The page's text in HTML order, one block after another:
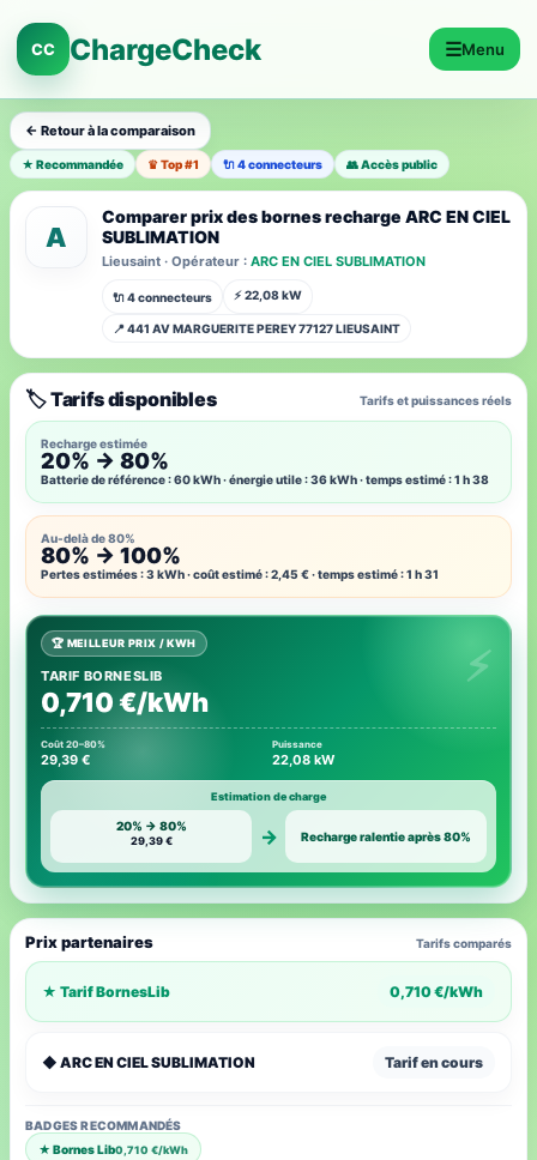
CC ChargeCheck ☰Menu
← Retour à la comparaison
★ Recommandée ♛ Top #1 🔌 4 connecteurs 👥 Accès public
A
Comparer prix des bornes recharge ARC EN CIEL
SUBLIMATION
Lieusaint · Opérateur : ARC EN CIEL SUBLIMATION
🔌 4 connecteurs ⚡ 22,08 kW
📍 441 AV MARGUERITE PEREY 77127 LIEUSAINT
🏷️ Tarifs disponibles Tarifs et puissances réels
Recharge estimée
20% → 80%
Batterie de référence : 60 kWh · énergie utile : 36 kWh · temps estimé : 1 h 38
Au-delà de 80%
80% → 100%
Pertes estimées : 3 kWh · coût estimé : 2,45 € · temps estimé : 1 h 31
🏆 MEILLEUR PRIX / KWH
TARIF BORNESLIB
0,710 €/kWh
Coût 20–80%
29,39 €
Puissance
22,08 kW
Estimation de charge
20% → 80%
29,39 € → Recharge ralentie après 80%
Prix partenaires Tarifs comparés
★ Tarif BornesLib 0,710 €/kWh
◆ ARC EN CIEL SUBLIMATION Tarif en cours
BADGES RECOMMANDÉS
★ Bornes Lib0,710 €/kWh